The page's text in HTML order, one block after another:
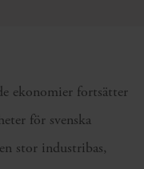
ekonomier fortsätter
för svenska
stor industribas,